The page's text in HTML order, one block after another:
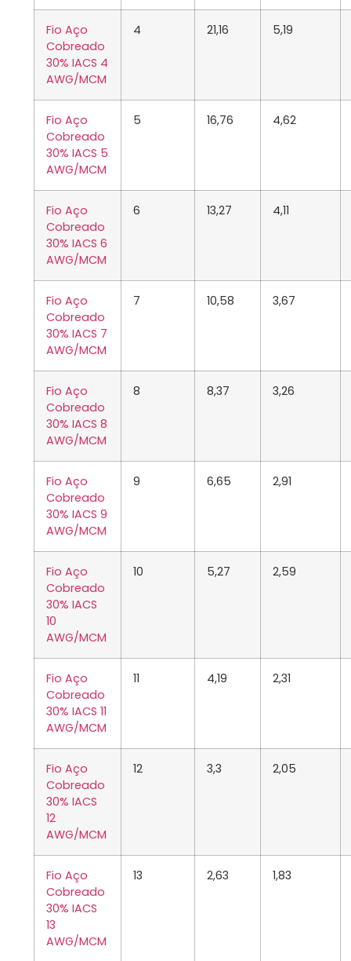
Fio Aço
Cobreado
30% IACS 4
AWG/MCM
4 21,16 5,19
Fio Aço
Cobreado
30% IACS 5
AWG/MCM
5 16,76 4,62
Fio Aço
Cobreado
30% IACS 6
AWG/MCM
6 13,27 4,11
Fio Aço
Cobreado
30% IACS 7
AWG/MCM
7 10,58 3,67
Fio Aço
Cobreado
30% IACS 8
AWG/MCM
8 8,37 3,26
Fio Aço
Cobreado
30% IACS 9
AWG/MCM
9 6,65 2,91
Fio Aço
Cobreado
30% IACS
10
AWG/MCM
10 5,27 2,59
Fio Aço
Cobreado
30% IACS 11
AWG/MCM
11 4,19 2,31
Fio Aço
Cobreado
30% IACS
12
AWG/MCM
12 3,3 2,05
Fio Aço
Cobreado
30% IACS
13
AWG/MCM
13 2,63 1,83